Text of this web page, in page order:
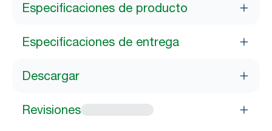
Especificaciones de producto
Especificaciones de entrega
Descargar
Revisiones